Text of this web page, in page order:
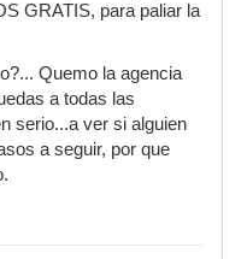
GRATIS, para paliar la
Quemo la agencia
a todas las
serio...a ver si alguien
a seguir, por que